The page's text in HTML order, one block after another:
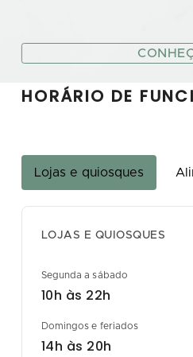
HORÁRIO DE
Lojas e quiosques
LOJAS E QUIOSQUES
Segunda a sábado
10h às 22h
Domingos e feriados
14h às 20h